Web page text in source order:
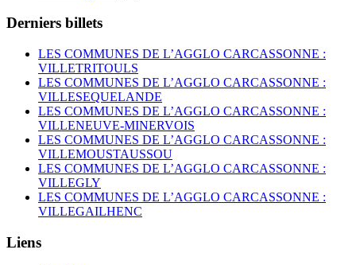
Derniers billets
LES COMMUNES DE L’AGGLO CARCASSONNE :
VILLETRITOULS
LES COMMUNES DE L’AGGLO CARCASSONNE :
VILLESEQUELANDE
LES COMMUNES DE L’AGGLO CARCASSONNE :
VILLENEUVE-MINERVOIS
LES COMMUNES DE L’AGGLO CARCASSONNE :
VILLEMOUSTAUSSOU
LES COMMUNES DE L’AGGLO CARCASSONNE :
VILLEGLY
LES COMMUNES DE L’AGGLO CARCASSONNE :
VILLEGAILHENC
Liens